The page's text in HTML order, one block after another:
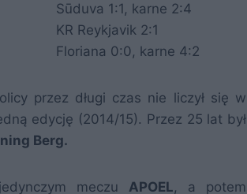
Sūduva 1:1, karne 2:4
KR Reykjavik 2:1
Floriana 0:0, karne 4:2
przez długi czas nie liczył się w
edycję (2014/15). Przez 25 lat był
Berg.
meczu APOEL, a potem